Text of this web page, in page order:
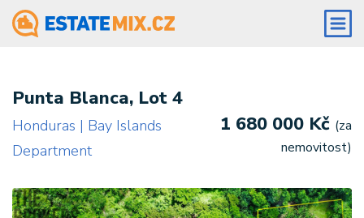
Punta Blanca, Lot 4
Honduras | Bay Islands
Department
1 680 000 Kč (za
nemovitost)